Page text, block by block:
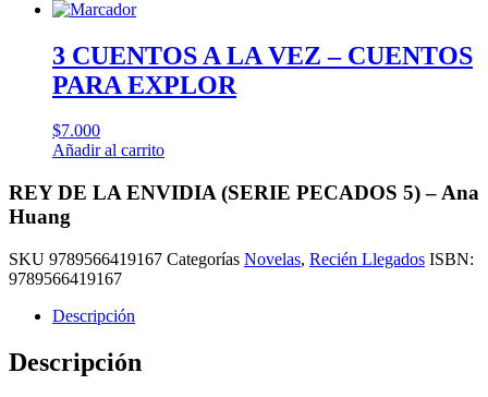
3 CUENTOS A LA VEZ – CUENTOS
PARA EXPLOR
$7.000
Añadir al carrito
REY DE LA ENVIDIA (SERIE PECADOS 5) – Ana
Huang
SKU 9789566419167 Categorías Novelas, Recién Llegados ISBN:
9789566419167
Descripción
Descripción